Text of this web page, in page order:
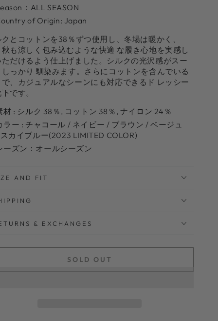
： ALL SEASON
of Origin: Japan
クとコットンを38％ずつ使用し、冬場は暖かく、
も涼しく包み込むような快適 な履き心地を実感し
ただけるよう仕上げました。シルクの光沢感がスー
しっかり 馴染みます。さらにコットンを含んでいる
で、カジュアルなシーンにも対応できるド レッシー
です。
材 : シルク 38％, コットン 38％, ナイロン 24％
ラー : チャコール / ネイビー / ブラウン / ベージュ
カイブルー(2023 LIMITED COLOR)
ーズン：オールシーズン
AND FIT
& EXCHANGES
SOLD OUT